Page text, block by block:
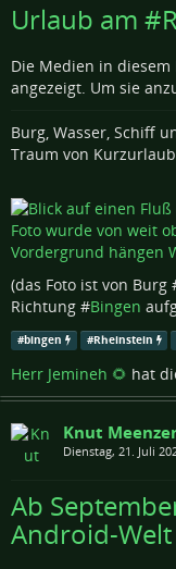
Urlaub am
Die Medien in
angezeigt. Um sie
Burg, Wasser, Schiff
Traum von
(das Foto ist von Burg
Richtung #Bingen
#bingen #Rheinstein
Herr Jemineh 🌻 hat
Knut
Dienstag, 21. Juli
Ab
Android-